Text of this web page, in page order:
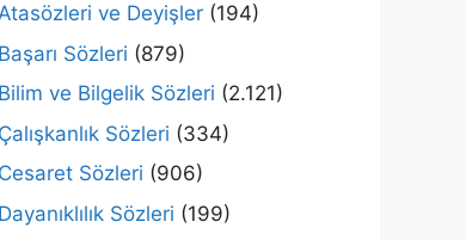
ve Deyişler (194)
Başarı Sözleri (879)
Bilim ve Bilgelik Sözleri (2.121)
Çalışkanlık Sözleri (334)
Cesaret Sözleri (906)
Dayanıklılık Sözleri (199)